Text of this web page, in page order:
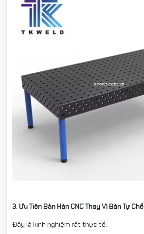
3. Ưu Tiên Bàn Hàn CNC Thay Vì Bàn Tự Chế
Đây là kinh nghiệm rất thực tế.